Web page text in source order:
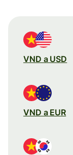
VND a USD
VND a EUR